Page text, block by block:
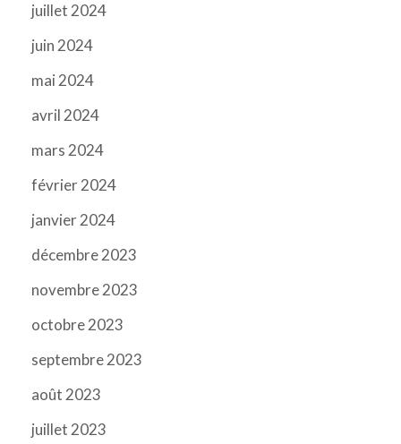
juillet 2024
juin 2024
mai 2024
avril 2024
mars 2024
février 2024
janvier 2024
décembre 2023
novembre 2023
octobre 2023
septembre 2023
août 2023
juillet 2023